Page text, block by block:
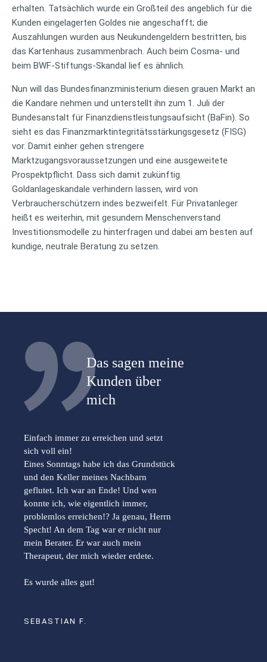
erhalten. Tatsächlich wurde ein Großteil des angeblich für die
Kunden eingelagerten Goldes nie angeschafft; die
Auszahlungen wurden aus Neukundengeldern bestritten, bis
das Kartenhaus zusammenbrach. Auch beim Cosma- und
beim BWF-Stiftungs-Skandal lief es ähnlich.
Nun will das Bundesfinanzministerium diesen grauen Markt an
die Kandare nehmen und unterstellt ihn zum 1. Juli der
Bundesanstalt für Finanzdienstleistungsaufsicht (BaFin). So
sieht es das Finanzmarktintegritätsstärkungsgesetz (FISG)
vor. Damit einher gehen strengere
Marktzugangsvoraussetzungen und eine ausgeweitete
Prospektpflicht. Dass sich damit zukünftig
Goldanlageskandale verhindern lassen, wird von
Verbraucherschützern indes bezweifelt. Für Privatanleger
heißt es weiterhin, mit gesundem Menschenverstand
Investitionsmodelle zu hinterfragen und dabei am besten auf
kundige, neutrale Beratung zu setzen.
Das sagen meine
Kunden über
mich
Einfach immer zu erreichen und setzt
sich voll ein!
Eines Sonntags habe ich das Grundstück
und den Keller meines Nachbarn
geflutet. Ich war an Ende! Und wen
konnte ich, wie eigentlich immer,
problemlos erreichen!? Ja genau, Herrn
Specht! An dem Tag war er nicht nur
mein Berater. Er war auch mein
Therapeut, der mich wieder erdete.
Es wurde alles gut!
SEBASTIAN F.